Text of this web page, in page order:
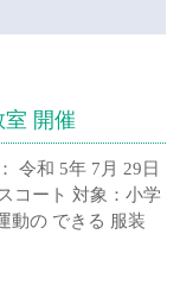
開催
令和 5年 7月 29日
コート 対象：小学
動の できる 服装